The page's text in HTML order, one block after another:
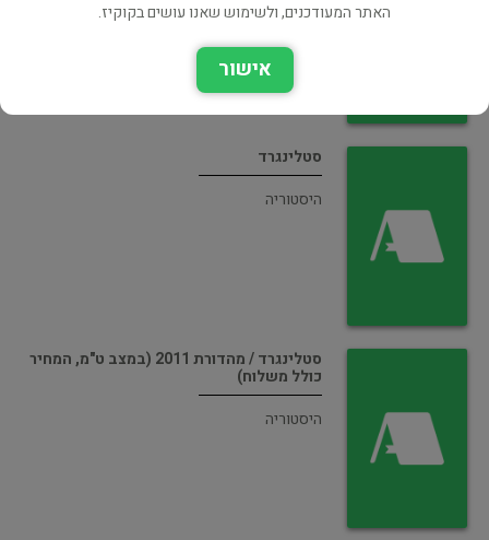
היסטוריה
סטלינגרד
היסטוריה
סטלינגרד / מהדורת 2011 (במצב ט"מ, המחיר
כולל משלוח)
היסטוריה
האתר המעודכנים, ולשימוש שאנו עושים בקוקיז.
אישור